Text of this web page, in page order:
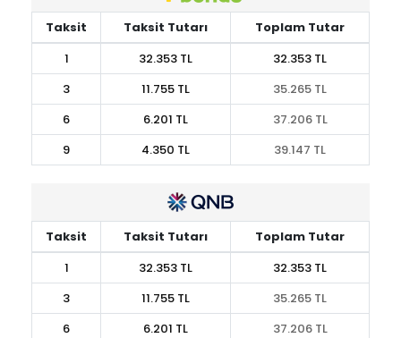
Taksit Taksit Tutarı
Toplam Tutar
1
32.353 TL
32.353 TL
3
11.755 TL
35.265 TL
6
6.201 TL
37.206 TL
9
4.350 TL 39.147 TL
Taksit Taksit Tutarı
Toplam Tutar
1
32.353 TL
32.353 TL
3
11.755 TL
35.265 TL
6
6.201 TL
37.206 TL